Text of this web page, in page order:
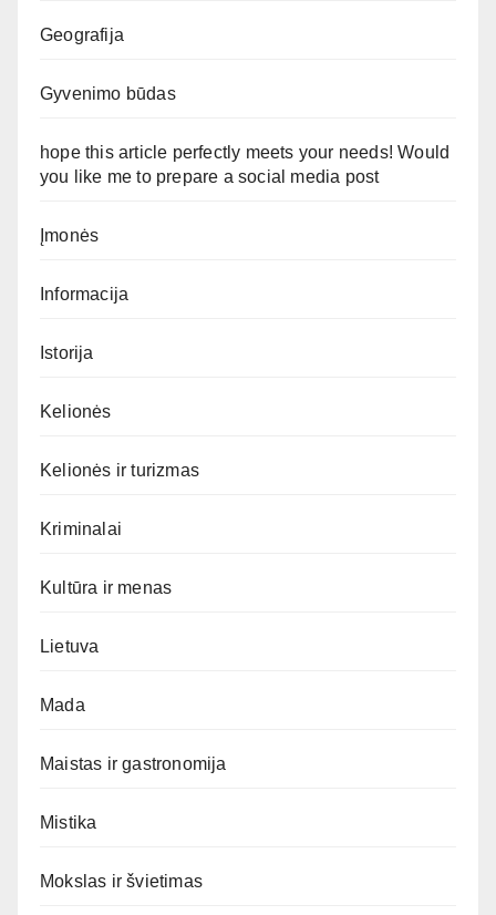
Geografija
Gyvenimo būdas
hope this article perfectly meets your needs! Would
you like me to prepare a social media post
Įmonės
Informacija
Istorija
Kelionės
Kelionės ir turizmas
Kriminalai
Kultūra ir menas
Lietuva
Mada
Maistas ir gastronomija
Mistika
Mokslas ir švietimas